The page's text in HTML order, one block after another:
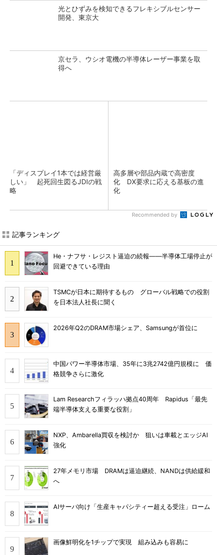
光とひずみを検知できるフレキシブルセンサー
開発、東京大
京セラ、ウシオ電機の半導体レーザー事業を取
得へ
「ディスプレイ1本では経営厳
しい」 起死回生図るJDIの戦
略
高多層や部品内蔵で高密度
化 DX要求に応える基板の進
化
Recommended by
記事ランキング
He・ナフサ・レジスト逼迫の続報――半導体工場停止が
回避できている理由
TSMCが日本に期待するもの グローバル戦略での役割
を日本法人社長に聞く
2026年Q2のDRAM市場シェア、Samsungが首位に
中国パワー半導体市場、35年に3兆2742億円規模に 価
格競争さらに激化
Lam Researchフィラッハ拠点40周年 Rapidus「最先
端半導体支える重要な役割」
NXP、Ambarella買収を検討か 狙いは車載とエッジAI
強化
27年メモリ市場 DRAMは逼迫継続、NANDは供給緩和
へ
AIサーバ向け「生産キャパシティー超える受注」ローム
画像鮮明化を1チップで実現 組み込みも容易に